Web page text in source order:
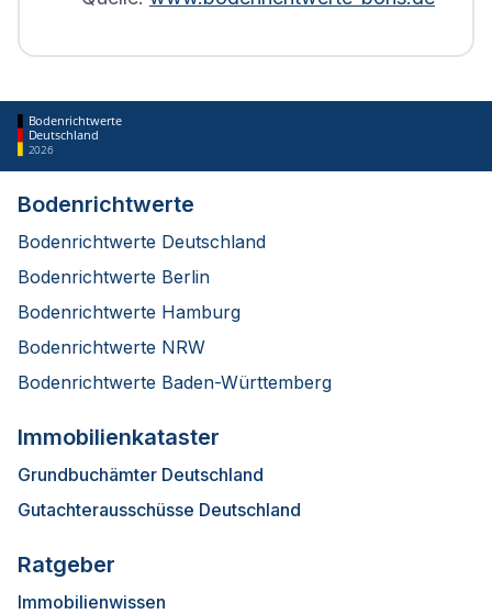
Bodenrichtwerte
Deutschland
2026
Bodenrichtwerte
Bodenrichtwerte Deutschland
Bodenrichtwerte Berlin
Bodenrichtwerte Hamburg
Bodenrichtwerte NRW
Bodenrichtwerte Baden-Württemberg
Immobilienkataster
Grundbuchämter Deutschland
Gutachterausschüsse Deutschland
Ratgeber
Immobilienwissen